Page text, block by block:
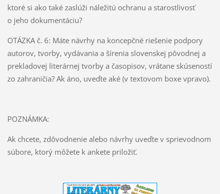
ktoré si ako také zaslúži náležitú ochranu a starostlivosť
o jeho dokumentáciu?
OTÁZKA č. 6: Máte návrhy na koncepčné riešenie podpory
autorov, tvorby, vydávania a šírenia slovenskej pôvodnej a
prekladovej literárnej tvorby a časopisov, vrátane skúseností
zo zahraničia? Ak áno, uveďte aké (v textovom boxe vpravo).
POZNÁMKA:
Ak chcete, zdôvodnenie alebo návrhy uveďte v sprievodnom
súbore, ktorý môžete k ankete priložiť.